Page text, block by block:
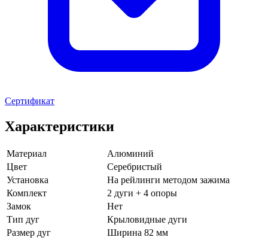
Сертификат
Характеристики
Материал
Алюминий
Цвет
Серебристый
Установка
На рейлинги методом зажима
Комплект
2 дуги + 4 опоры
Замок
Нет
Тип дуг
Крыловидные дуги
Размер дуг
Ширина 82 мм